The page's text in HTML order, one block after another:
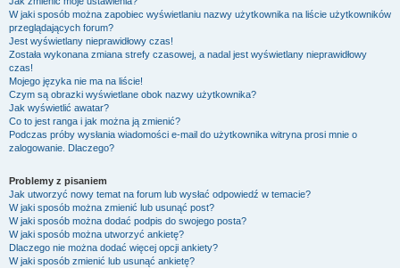
W jaki sposób można zapobiec wyświetlaniu nazwy użytkownika na liście użytkowników
przeglądających forum?
Jest wyświetlany nieprawidłowy czas!
Została wykonana zmiana strefy czasowej, a nadal jest wyświetlany nieprawidłowy
czas!
Mojego języka nie ma na liście!
Czym są obrazki wyświetlane obok nazwy użytkownika?
Jak wyświetlić awatar?
Co to jest ranga i jak można ją zmienić?
Podczas próby wysłania wiadomości e-mail do użytkownika witryna prosi mnie o
zalogowanie. Dlaczego?
Problemy z pisaniem
Jak utworzyć nowy temat na forum lub wysłać odpowiedź w temacie?
W jaki sposób można zmienić lub usunąć post?
W jaki sposób można dodać podpis do swojego posta?
W jaki sposób można utworzyć ankietę?
Dlaczego nie można dodać więcej opcji ankiety?
W jaki sposób zmienić lub usunąć ankietę?